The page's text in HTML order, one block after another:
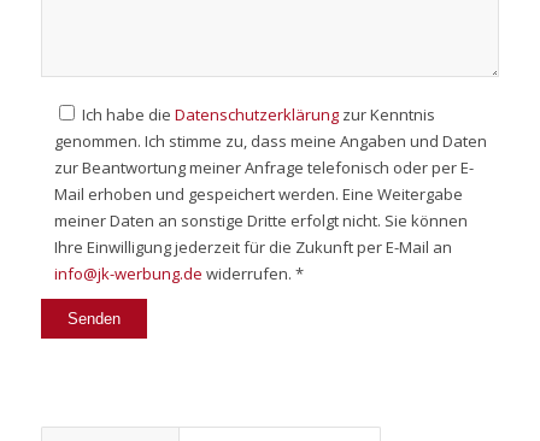
Ich habe die Datenschutzerklärungzur Kenntnis
genommen. Ich stimme zu, dass meine Angaben und Daten
zur Beantwortung meiner Anfrage telefonisch oder per E-
Mail erhoben und gespeichert werden. Eine Weitergabe
meiner Daten an sonstige Dritte erfolgt nicht. Sie können
Ihre Einwilligung jederzeit für die Zukunft per E-Mail an
info@jk-werbung.de widerrufen. *